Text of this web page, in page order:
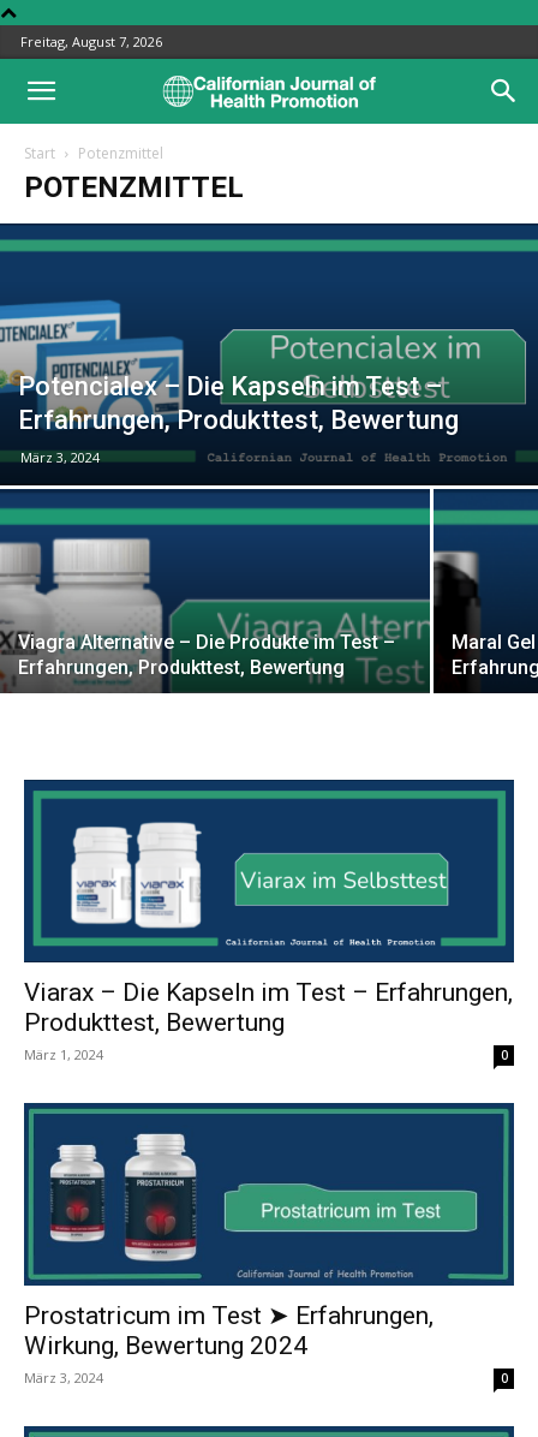
Freitag, August 7, 2026
Start Potenzmittel
POTENZMITTEL
Potencialex – Die Kapseln im Test –
Erfahrungen, Produkttest, Bewertung
März 3, 2024
Viagra Alternative – Die Produkte im Test –
Erfahrungen, Produkttest, Bewertung
Maral
Viarax – Die Kapseln im Test – Erfahrungen,
Produkttest, Bewertung
März 1, 2024 0
Prostatricum im Test ➤ Erfahrungen,
Wirkung, Bewertung 2024
März 3, 2024 0